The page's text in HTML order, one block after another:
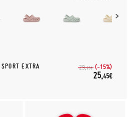
EXTRA
29,95€ (-15%)
25,45€